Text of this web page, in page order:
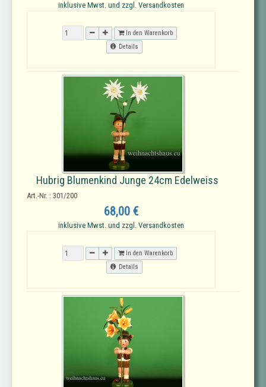
inklusive Mwst. und zzgl. Versandkosten
In den Warenkorb
Details
Hubrig Blumenkind Junge 24cm Edelweiss
Art.-Nr. : 301/200
68,00 €
inklusive Mwst. und zzgl. Versandkosten
In den Warenkorb
Details